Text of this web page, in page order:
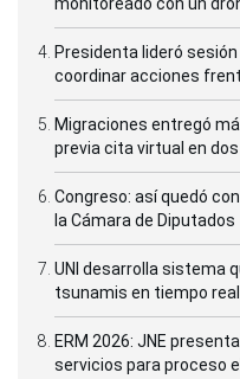
Presidenta lideró
coordinar acciones
Migraciones entregó
previa cita virtual en
Congreso: así quedó
la Cámara de Diputados
UNI desarrolla sistema
tsunamis en tiempo real
ERM 2026: JNE
servicios para proceso